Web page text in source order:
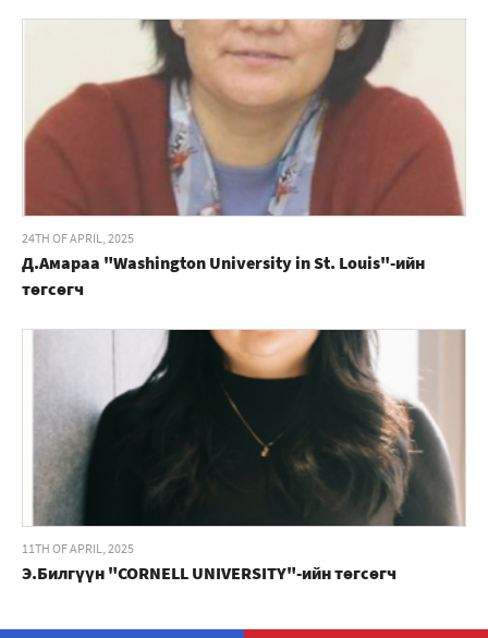
24TH OF APRIL, 2025
Д.Амараа "Washington University in St. Louis"-ийн
төгсөгч
11TH OF APRIL, 2025
Э.Билгүүн "CORNELL UNIVERSITY"-ийн төгсөгч